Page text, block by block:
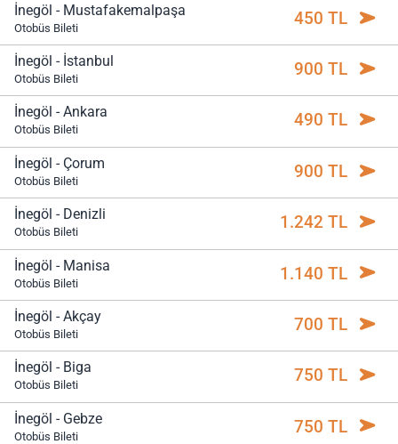
İnegöl - Mustafakemalpaşa
Otobüs Bileti 450 TL
İnegöl - İstanbul
Otobüs Bileti 900 TL
İnegöl - Ankara
Otobüs Bileti 490 TL
İnegöl - Çorum
Otobüs Bileti 900 TL
İnegöl - Denizli
Otobüs Bileti 1.242 TL
İnegöl - Manisa
Otobüs Bileti 1.140 TL
İnegöl - Akçay
Otobüs Bileti 700 TL
İnegöl - Biga
Otobüs Bileti 750 TL
İnegöl - Gebze
Otobüs Bileti 750 TL